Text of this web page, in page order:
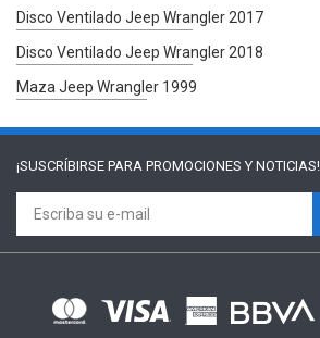
Disco Ventilado Jeep Wrangler 2017
Disco Ventilado Jeep Wrangler 2018
Maza Jeep Wrangler 1999
¡SUSCRÍBIRSE PARA PROMOCIONES Y NOTICIAS!